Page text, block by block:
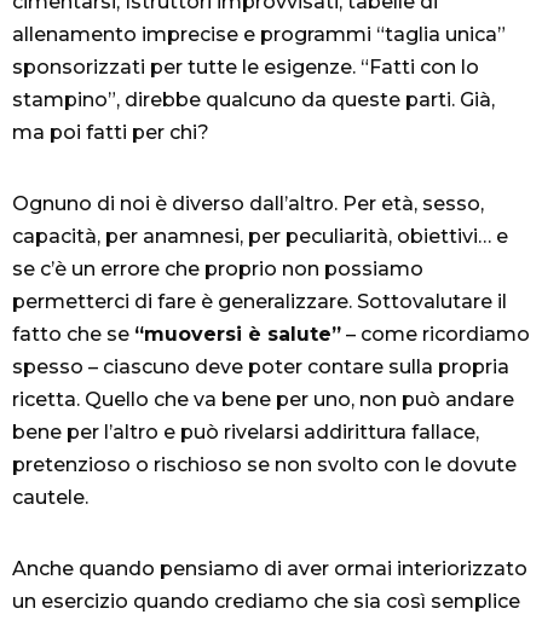
allenamento imprecise e programmi “taglia unica”
sponsorizzati per tutte le esigenze. “Fatti con lo
stampino”, direbbe qualcuno da queste parti. Già,
ma poi fatti per chi?
Ognuno di noi è diverso dall’altro. Per età, sesso,
capacità, per anamnesi, per peculiarità, obiettivi… e
se c’è un errore che proprio non possiamo
permetterci di fare è generalizzare. Sottovalutare il
fatto che se “muoversi è salute” – come ricordiamo
spesso – ciascuno deve poter contare sulla propria
ricetta. Quello che va bene per uno, non può andare
bene per l’altro e può rivelarsi addirittura fallace,
pretenzioso o rischioso se non svolto con le dovute
cautele.
Anche quando pensiamo di aver ormai interiorizzato
un esercizio quando crediamo che sia così semplice